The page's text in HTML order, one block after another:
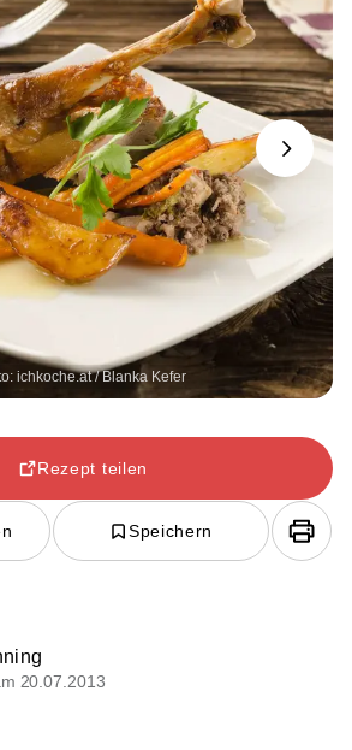
ichkoche.at / Blanka Kefer
Next
Rezept teilen
Speichern
20.07.2013